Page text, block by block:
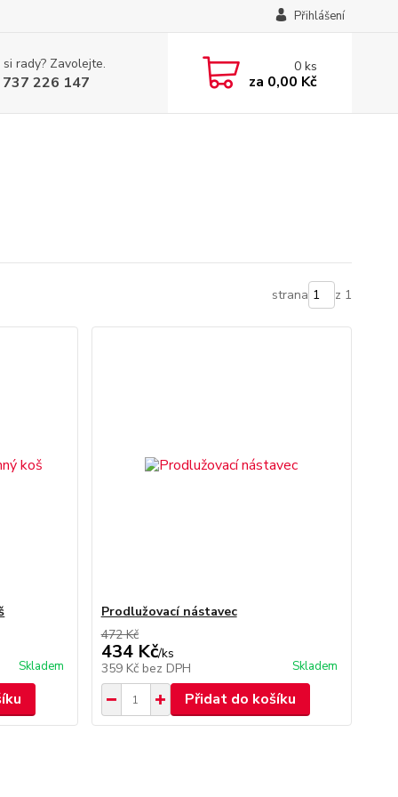
Přihlášení
rady? Zavolejte.
226 147
0ks
za 0,00 Kč
strana z 1
Skladem
Prodlužovací nástavec
472 Kč
434 Kč/ks
359 Kč bez DPH Skladem
Přidat do košíku